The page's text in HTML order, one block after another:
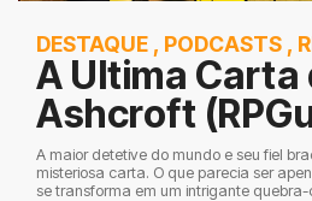
DESTAQUE , PODCASTS ,
A Ultima Carta
Ashcroft
A maior detetive do mundo e seu fiel
misteriosa carta. O que parecia ser
se transforma em um intrigante quebra-